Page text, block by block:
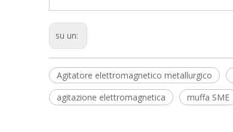
su un:
Agitatore elettromagnetico metallurgico
agitazione elettromagnetica
muffa SME